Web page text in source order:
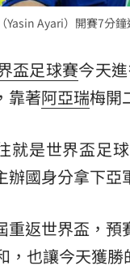
件引關注 挑選保
士齊 輪椅上的生
Yasin Ayari）開賽7分
盃足球賽今天
靠著阿亞瑞梅開
就是世界盃足
辦國身分拿下亞
重返世界盃，
，也讓今天獲勝